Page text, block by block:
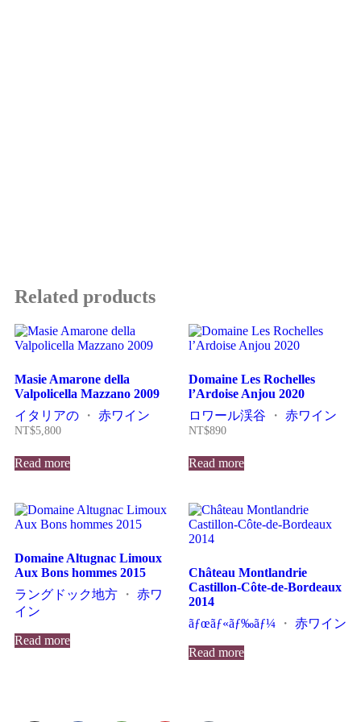
Related products
Masie Amarone della
Valpolicella Mazzano 2009
イタリアの ・ 赤ワイン
NT$5,800
Read more
Domaine Les Rochelles
l’Ardoise Anjou 2020
ロワール渓谷 ・ 赤ワイン
NT$890
Read more
Domaine Altugnac Limoux
Aux Bons hommes 2015
ラングドック地方 ・ 赤ワ
イン
Read more
Château Montlandrie
Castillon-Côte-de-Bordeaux
2014
ãƒœãƒ«ãƒ‰ãƒ¼ ・ 赤ワイン
Read more